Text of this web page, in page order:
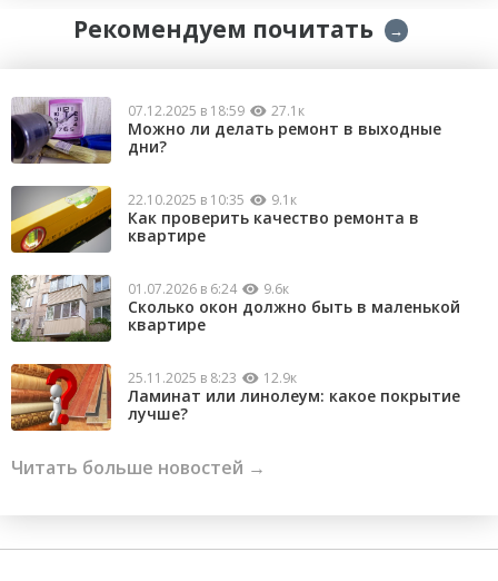
Рекомендуем почитать →
07.12.2025 в 18:59 27.1к
Можно ли делать ремонт в выходные
дни?
22.10.2025 в 10:35 9.1к
Как проверить качество ремонта в
квартире
01.07.2026 в 6:24 9.6к
Сколько окон должно быть в маленькой
квартире
25.11.2025 в 8:23 12.9к
Ламинат или линолеум: какое покрытие
лучше?
Читать больше новостей →